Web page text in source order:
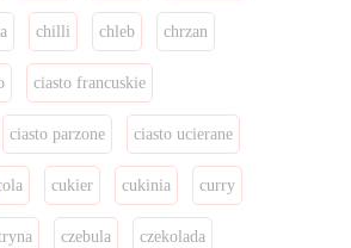
chilli chleb chrzan
ciasto francuskie
ciasto parzone ciasto ucierane
cukier cukinia curry
czebula czekolada